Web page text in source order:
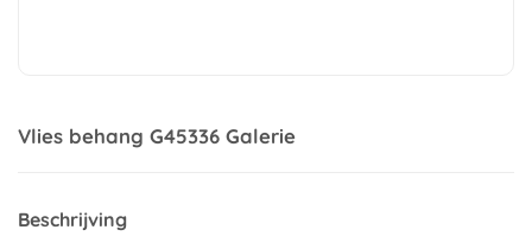
Vlies behang G45336 Galerie
Beschrijving